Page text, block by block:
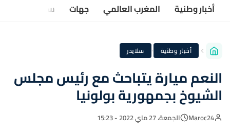
أخبار وطنية المغرب العالمي جهات سياسة
أخبار وطنية · سلايدر
النعم ميارة يتباحث مع رئيس مجلس
الشيوخ بجمهورية بولونيا
Maroc24 الجمعة، 27 ماي 2022 - 15:23